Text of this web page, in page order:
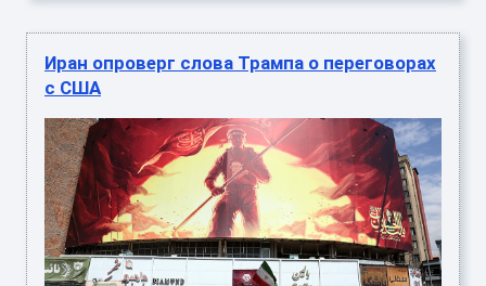
Иран опроверг слова Трампа о переговорах
с США